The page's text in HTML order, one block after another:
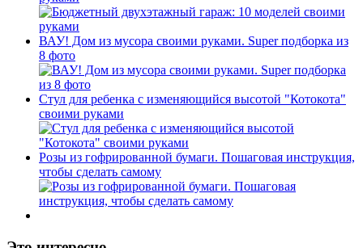
ВАУ! Дом из мусора своими руками. Super подборка из
8 фото
Стул для ребенка с изменяющийся высотой "Котокота"
своими руками
Розы из гофрированной бумаги. Пошаговая инструкция,
чтобы сделать самому